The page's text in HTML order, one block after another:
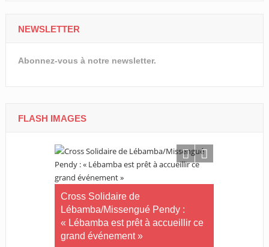
NEWSLETTER
Abonnez-vous à notre newsletter.
FLASH IMAGES
Cross Solidaire de
Lébamba/Missengué Pendy :
« Lébamba est prêt à accueillir ce
grand événement »